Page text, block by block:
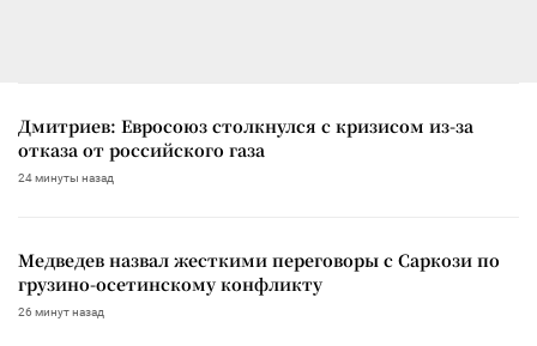
Дмитриев: Евросоюз столкнулся с кризисом из-за
отказа от российского газа
24 минуты назад
Медведев назвал жесткими переговоры с Саркози по
грузино-осетинскому конфликту
26 минут назад